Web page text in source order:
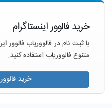
خرید فالوور اینستاگرام
با ثبت نام در فالووریاب
متنوع فالووریاب استفاده کنید.
خرید